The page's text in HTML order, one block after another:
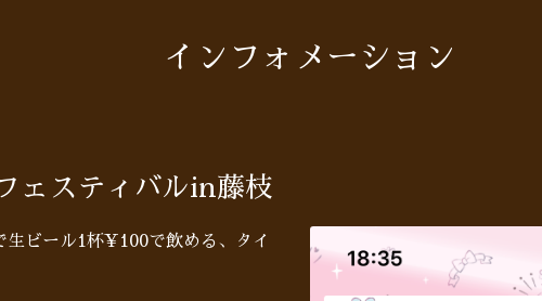
インフォメーション
ェスティバルin藤枝
生ビール1杯¥100で飲める、タイ